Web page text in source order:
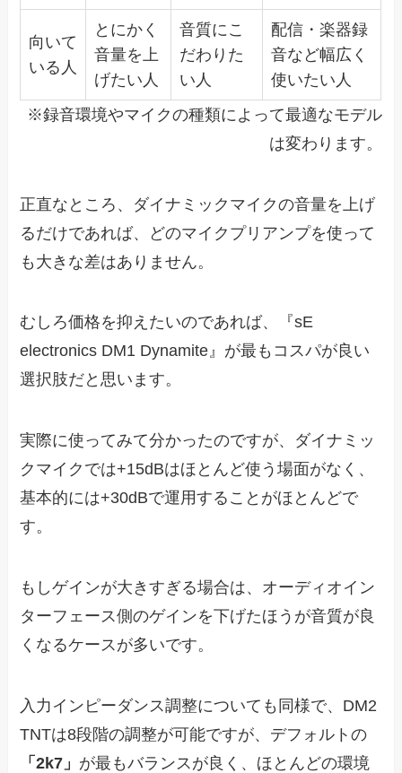
向いて
いる人
とにかく
音量を上
げたい人
音質にこ
だわりた
い人
配信・楽器録
音など幅広く
使いたい人
※録音環境やマイクの種類によって最適なモデル
は変わります。
正直なところ、ダイナミックマイクの音量を上げ
るだけであれば、どのマイクプリアンプを使って
も大きな差はありません。
むしろ価格を抑えたいのであれば、『sE
electronics DM1 Dynamite』が最もコスパが良い
選択肢だと思います。
実際に使ってみて分かったのですが、ダイナミッ
クマイクでは+15dBはほとんど使う場面がなく、
基本的には+30dBで運用することがほとんどで
す。
もしゲインが大きすぎる場合は、オーディオイン
ターフェース側のゲインを下げたほうが音質が良
くなるケースが多いです。
入力インピーダンス調整についても同様で、DM2
TNTは8段階の調整が可能ですが、デフォルトの
「2k7」 が最もバランスが良く、ほとんどの環境